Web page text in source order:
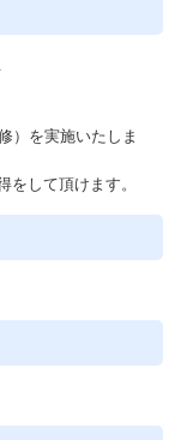
）を実施いたしま
をして頂けます。